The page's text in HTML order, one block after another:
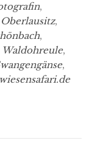
,
Oberlausitz,
,
Waldohreule,
,